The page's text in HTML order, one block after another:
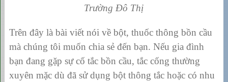
Trường Đô Thị
Trên đây là bài viết nói về bột, thuốc thông bồn cầu
mà chúng tôi muốn chia sẻ đến bạn. Nếu gia đình
bạn đang gặp sự cố tắc bồn cầu, tắc cống thường
xuyên mặc dù đã sử dụng bột thông tắc hoặc có nhu